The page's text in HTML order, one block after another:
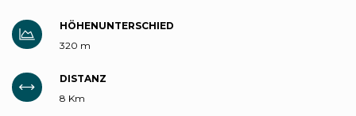
HÖHENUNTERSCHIED
320 m
DISTANZ
8 Km